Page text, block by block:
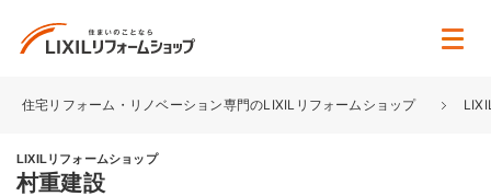
住宅リフォーム・リノベーション専門のLIXILリフォームショップ
LIXILリフォームショップ
村重建設